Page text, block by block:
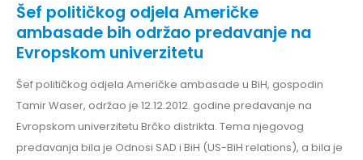
Šef političkog odjela Američke
ambasade bih održao predavanje na
Evropskom univerzitetu
Šef političkog odjela Američke ambasade u BiH, gospodin
Tamir Waser, održao je 12.12.2012. godine predavanje na
Evropskom univerzitetu Brčko distrikta. Tema njegovog
predavanja bila je Odnosi SAD i BiH (US-BiH relations), a bila je